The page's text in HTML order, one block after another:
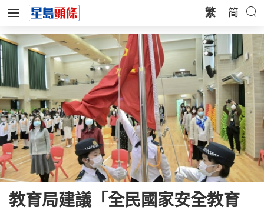
繁 简
教育局建議「全民國家安全教育